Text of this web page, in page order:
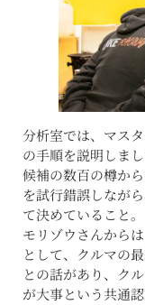
分析室では、マス
の手順を説明しまし
候補の数百の樽か
を試行錯誤しなが
て決めていること。
モリゾウさんから
として、クルマの
との話があり、ク
が大事という共通